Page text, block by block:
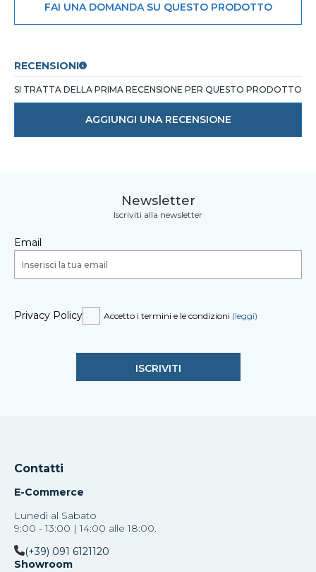
FAI UNA DOMANDA SU QUESTO PRODOTTO
RECENSIONI
SI TRATTA DELLA PRIMA RECENSIONE PER QUESTO PRODOTTO
AGGIUNGI UNA RECENSIONE
Newsletter
Iscriviti alla newsletter
Email
Privacy Policy Accetto i termini e le condizioni (leggi)
Contatti
E-Commerce
Lunedì al Sabato
9:00 - 13:00 | 14:00 alle 18:00.
(+39) 091 6121120
Showroom